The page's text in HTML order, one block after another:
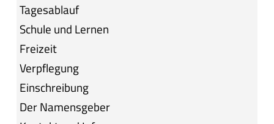
Tagesablauf
Schule und Lernen
Freizeit
Verpflegung
Einschreibung
Der Namensgeber